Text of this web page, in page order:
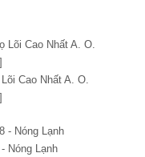
Cao Nhất A. O.
Nóng Lạnh